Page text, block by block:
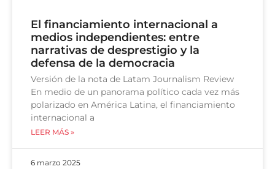
El financiamiento internacional a
medios independientes: entre
narrativas de desprestigio y la
defensa de la democracia
Versión de la nota de Latam Journalism Review
En medio de un panorama político cada vez más
polarizado en América Latina, el financiamiento
internacional a
LEER MÁS »
6 marzo 2025